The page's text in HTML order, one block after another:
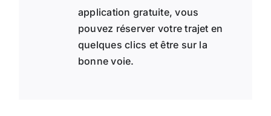
application gratuite, vous
pouvez réserver votre trajet en
quelques clics et être sur la
bonne voie.